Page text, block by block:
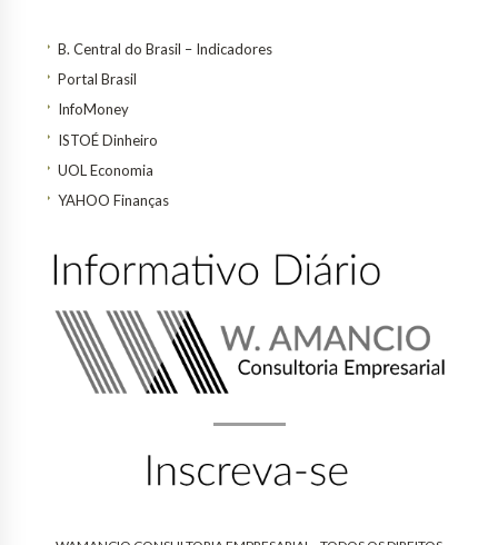
B. Central do Brasil – Indicadores
Portal Brasil
InfoMoney
ISTOÉ Dinheiro
UOL Economia
YAHOO Finanças